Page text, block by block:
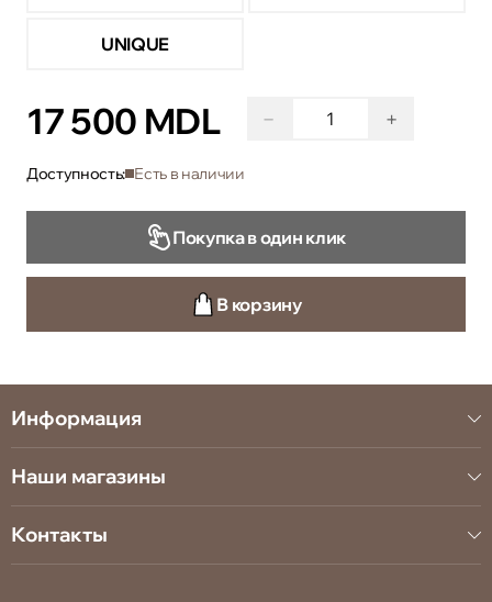
UNIQUE
17 500 MDL − +
Доступность: Есть в наличии
Покупка в один клик
В корзину
Информация
Наши магазины
Контакты